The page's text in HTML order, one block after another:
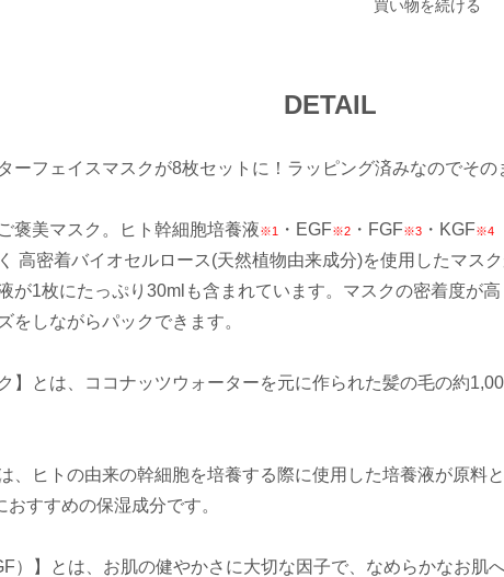
買い物を続ける
DETAIL
ーフェイスマスクが8枚セットに！ラッピング済みなのでその
褒美マスク。ヒト幹細胞培養液※1 ・EGF※2 ・FGF※3 ・KGF※4
高密着バイオセルロース(天然植物由来成分)を使用したマス
が1枚にたっぷり30mlも含まれています。マスクの密着度が
をしながらパックできます。
】とは、ココナッツウォーターを元に作られた髪の毛の約
、ヒトの由来の幹細胞を培養する際に使用した培養液が原料
おすすめの保湿成分です。
）】とは、お肌の健やかさに大切な因子で、なめらかなお肌